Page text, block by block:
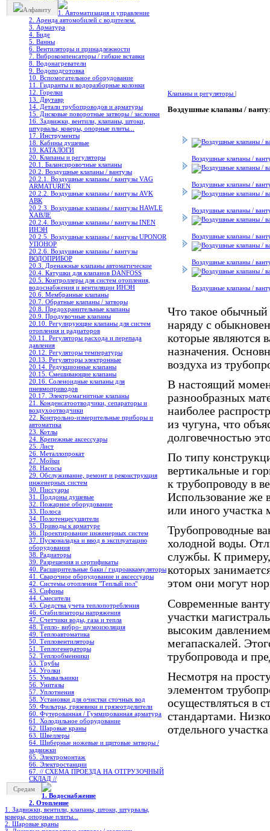
Алфавиту
1. Автоматизация и управление
2. Аренда автомобилей с водителем.
3. Арматура
4. Биде
5. Ванны
6. Вентиляторы и принадлежности
7. Виброкомпенсаторы / гибкие вставки
8. Водонагреватели
9. Водоподготовка
10. Вспомогательное оборудование
11. Гидранты и водоразборные колонки
12. Горелки
13. Двутавр
14. Детали трубопроводов и арматуры
15. Дисковые поворотные затворы / заслонки
16. Задвижки, вентили, клапаны, штоки,
штурвалы, коверы, опорные плиты...
17. Инструменты
18. Кабины душевые
19. КАТАЛОГИ
20. Клапаны и регуляторы
20.1. Балансировочные клапаны
20.2. Воздушные клапаны / вантузы
20.2.1. Воздушные клапаны / вантузы VAG
ARMATUREN
20.2.2. Воздушные клапаны / вантузы AVK
АВК
20.2.3. Воздушные клапаны / вантузы HAWLE
ХАВЛЕ
20.2.4. Воздушные клапаны / вантузы INEN
ИНЭН
20.2.5. Воздушные клапаны / вантузы UPONOR
УПОНОР
20.2.6. Воздушные клапаны / вантузы
ВОДОПРИБОР
20.3. Дренажные клапаны автоматические
20.4. Катушки для клапанов DANFOSS
20.5. Контроллеры для систем отопления,
водоснабжения и вентиляции ИНЭН
20.6. Мембранные клапаны
20.7. Обратные клапаны / затворы
20.8. Предохранительные клапаны
20.9. Продувочные клапаны
20.10. Регулирующие клапаны для систем
отопления и радиаторов
20.11. Регуляторы расхода и перепада
давления
20.12. Регуляторы температуры
20.13. Регуляторы электронные
20.14. Редукционные клапаны
20.15. Смешивающие клапаны
20.16. Соленоидные клапаны для
пневмоприводов
20.17. Электромагнитные клапаны
21. Конденсатоотводчики, сепараторы и
воздухоотводчики
22. Контрольно-измерительные приборы и
автоматика
23. Котлы
24. Крепежные аксессуары
25. Лист
26. Металлопрокат
27. Мойки
28. Насосы
29. Обслуживание, ремонт и реконструкция
инженерных систем
30. Писсуары
31. Поддоны душевые
32. Пожарное оборудование
33. Полоса
34. Полотенцесушители
35. Приводы к арматуре
36. Проектирование инженерных систем
37. Пусконаладка и ввод в эксплуатацию
оборудования
38. Радиаторы
39. Разрешения и сертификаты
40. Расширительные баки / гидроаккамуляторы
41. Сварочное оборудование и аксессуары
42. Системы отопления "Теплый пол"
43. Сифоны
44. Смесители
45. Средства учета теплопотребления
46. Стабилизаторы напряжения
47. Счетчики воды, газа и тепла
48. Тепло- вибро- шумоизоляция
49. Теплоавтоматика
50. Тепловентиляторы
51. Теплогенераторы
52. Теплообменники
53. Трубы
54. Уголки
55. Умывальники
56. Унитазы
57. Уплотнения
58. Установки для очистки сточных вод
59. Фильтры, грязевики и грязеотделители
60. Футерованная / Гуммированная арматура
61. Холодильное oборудование
62. Шаровые краны
63. Швеллеры
64. Шиберные ножевые и щитовые затворы /
задвижки
65. Электромонтаж
66. Электростанции
67. // СХЕМА ПРОЕЗДА НА ОТГРУЗОЧНЫЙ
СКЛАД //
Средам
1. Водоснабжение
2. Отопление
1. Задвижки, вентили, клапаны, штоки, штурвалы,
коверы, опорные плиты...
2. Шаровые краны
Клапаны и регуляторы |
Воздушные клапаны /
Воздушные клапаны /
Воздушные клапаны /
Воздушные клапаны /
Воздушные клапаны /
Воздушные клапаны /
Воздушные клапаны /
Что такое обычный
наряду с
которые являются
назначения.
воздуха из
В настоящий
разнообразных
наиболее
из чугуна, что
долговечностью
По типу
вертикальные и
к трубопроводу в
Использование же
или иного участка
Трубопроводные
холодной воды.
службы. К
которых
этом они могут
Современные
участки
высоким
мегапаскалей.
трубопровода и
Несмотря на
элементом
осуществляться в
стандартами.
отдельного